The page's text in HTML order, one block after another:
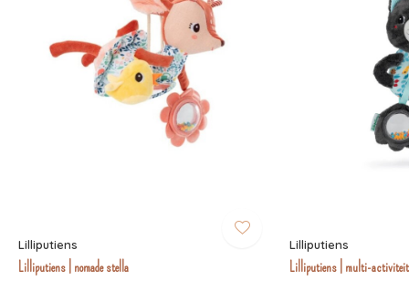
Lilliputiens
Lilliputiens | nomade stella
Lilliputiens
Lilliputiens | multi-